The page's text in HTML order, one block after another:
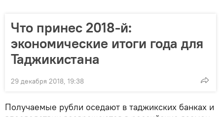
Что принес 2018-й:
экономические итоги года для
Таджикистана
29 декабря 2018, 19:38
Получаемые рубли оседают в таджикских банках и